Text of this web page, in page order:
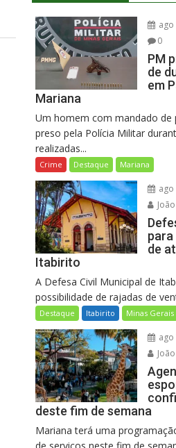
ago
0
PM
de
em
Mariana
Um homem com mandado
preso pela Polícia Militar
realizadas...
Crime Destaque Mariana
ago
de
Itabirito
A Defesa Civil Municipal de
possibilidade de rajadas de
Destaque Itabirito Minas Gerais
ago
deste fim de semana
Mariana terá uma